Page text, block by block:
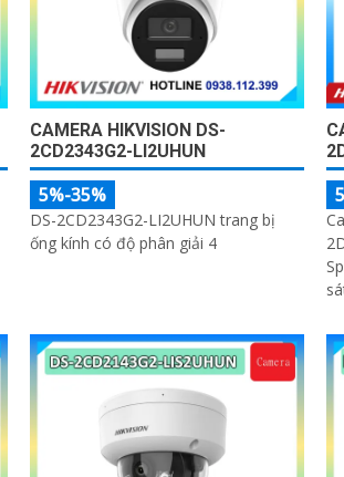
CAMERA HIKVISION DS-
2CD2343G2-LI2UHUN
5%-35%
DS-2CD2343G2-LI2UHUN trang bị
ống kính có độ phân giải 4